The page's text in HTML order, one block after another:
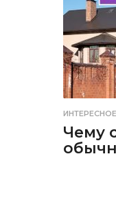
ИНТЕРЕСНОЕ
Чему